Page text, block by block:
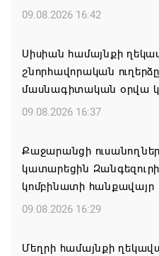
09.08.2026 16:42
Սիսիան համայնքի
շնորհավորական
մասնագիտական օրվա
09.08.2026 16:37
Քաջարանցի
կատարեցին
կոմբինատի հանքավայր
09.08.2026 16:29
Մեղրի համայնքի